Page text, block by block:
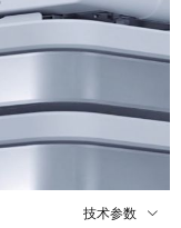
技术参数